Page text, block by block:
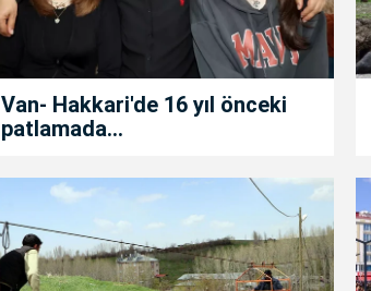
Van- Hakkari'de 16 yıl önceki
patlamada...